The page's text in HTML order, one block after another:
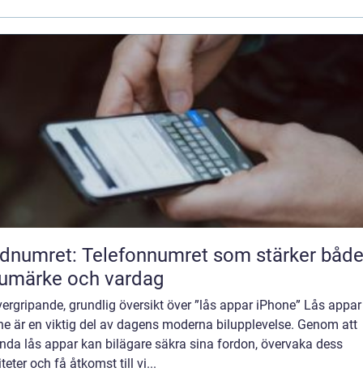
Telefonnumret som stärker både
och vardag
grundlig översikt över ”lås appar iPhone” Lås
är en viktig del av dagens moderna bilupplevelse. Genom att
lås appar kan bilägare säkra sina fordon, övervaka dess
och få åtkomst till vi...